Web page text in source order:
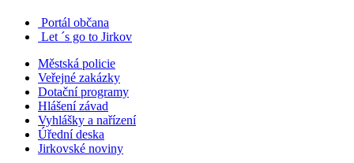
Portál občana
Let ´s go to Jirkov
Městská policie
Veřejné zakázky
Dotační programy
Hlášení závad
Vyhlášky a nařízení
Úřední deska
Jirkovské noviny